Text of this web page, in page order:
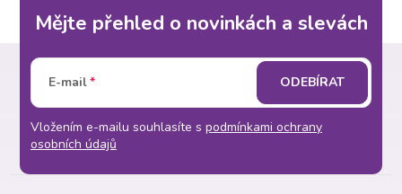
Mějte přehled o novinkách a slevách
E-mail
Vložením e-mailu souhlasíte s podmínkami ochrany
osobních údajů
ODEBÍRAT